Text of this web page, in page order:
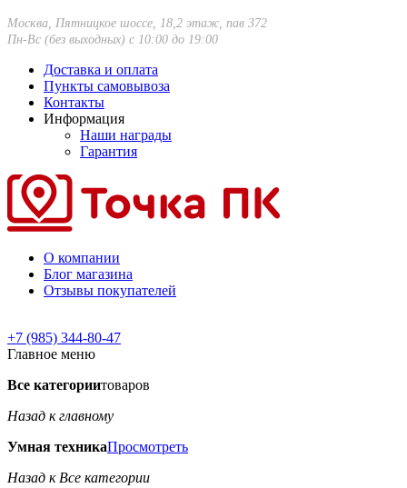
Москва, Пятницкое шоссе, 18,2 этаж, пав 372
Пн-Вс (без выходных) с 10:00 до 19:00
Доставка и оплата
Пункты самовывоза
Контакты
Информация
Наши награды
Гарантия
О компании
Блог магазина
Отзывы покупателей
+7 (985) 344-80-47
Главное меню
Все категориитоваров
Назад к главному
Умная техникаПросмотреть
Назад к Все категории